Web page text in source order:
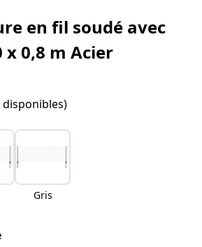
en fil soudé avec
0,8 m Acier
Gris